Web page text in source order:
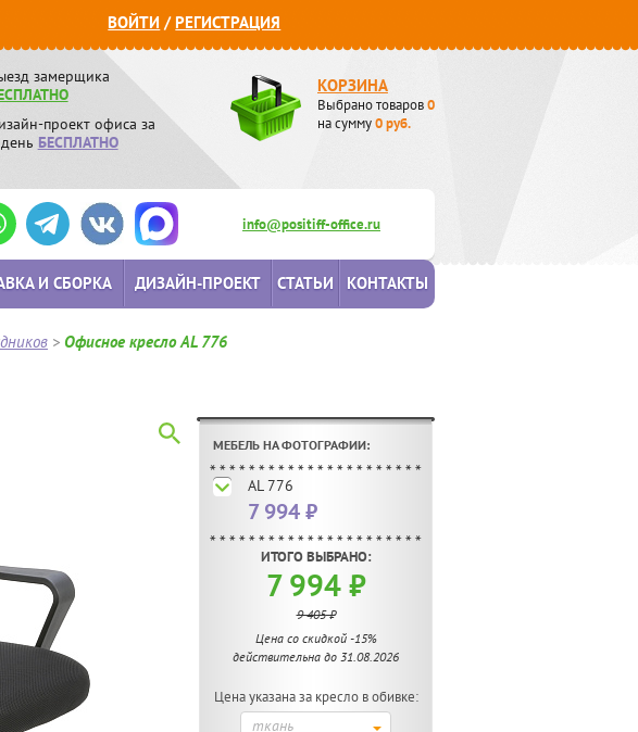
ВОЙТИ /РЕГИСТРАЦИЯ
замерщика
проект офиса за
БЕСПЛАТНО
КОРЗИНА
Выбрано товаров0
на сумму0руб.
info@positiff-office.ru
И СБОРКА ДИЗАЙН-ПРОЕКТ СТАТЬИ КОНТАКТЫ
> Офисное кресло AL 776
МЕБЕЛЬ НА ФОТОГРАФИИ:
AL 776
7 994 ₽
ИТОГО ВЫБРАНО:
7 994₽
9 405₽
Цена со скидкой -15%
действительна до 31.08.2026
Цена указана за кресло в обивке:
ткань